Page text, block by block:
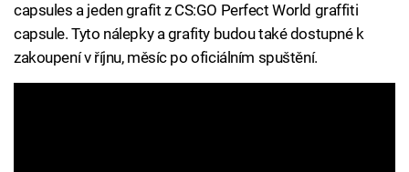
capsules a jeden grafit z CS:GO Perfect World graffiti
capsule. Tyto nálepky a grafity budou také dostupné k
zakoupení v říjnu, měsíc po oficiálním spuštění.